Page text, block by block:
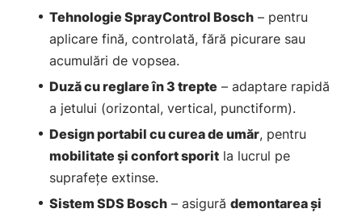
Tehnologie SprayControl Bosch – pentru
aplicare fină, controlată, fără picurare sau
acumulări de vopsea.
Duză cu reglare în 3 trepte – adaptare rapidă
a jetului (orizontal, vertical, punctiform).
Design portabil cu curea de umăr, pentru
mobilitate și confort sporit la lucrul pe
suprafețe extinse.
Sistem SDS Bosch – asigură demontarea și